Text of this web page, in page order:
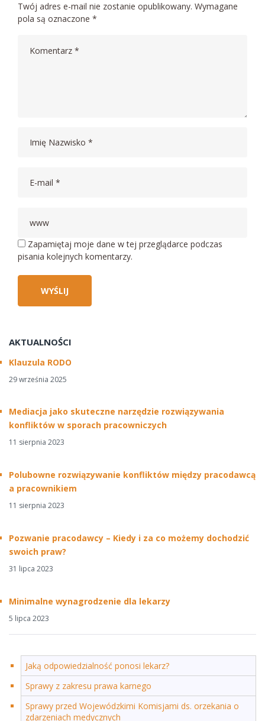
Twój adres e-mail nie zostanie opublikowany. Wymagane
pola są oznaczone *
Zapamiętaj moje dane w tej przeglądarce podczas
pisania kolejnych komentarzy.
AKTUALNOŚCI
Klauzula RODO
29 września 2025
Mediacja jako skuteczne narzędzie rozwiązywania
konfliktów w sporach pracowniczych
11 sierpnia 2023
Polubowne rozwiązywanie konfliktów między pracodawcą
a pracownikiem
11 sierpnia 2023
Pozwanie pracodawcy – Kiedy i za co możemy dochodzić
swoich praw?
31 lipca 2023
Minimalne wynagrodzenie dla lekarzy
5 lipca 2023
Jaką odpowiedzialność ponosi lekarz?
Sprawy z zakresu prawa karnego
Sprawy przed Wojewódzkimi Komisjami ds. orzekania o
zdarzeniach medycznych